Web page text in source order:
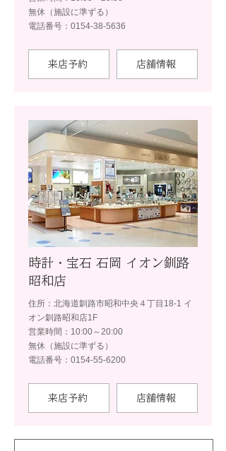
無休（施設に準ずる）
電話番号：0154-38-5636
来店予約 店舗情報
時計・宝石 石岡 イオン釧路
昭和店
住所：北海道釧路市昭和中央４丁目18-1 イ
オン釧路昭和店1F
営業時間：10:00～20:00
無休（施設に準ずる）
電話番号：0154-55-6200
来店予約 店舗情報